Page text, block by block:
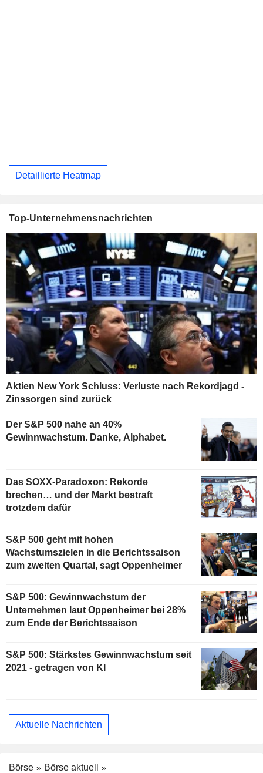
Detaillierte Heatmap
Top-Unternehmensnachrichten
Aktien New York Schluss: Verluste nach Rekordjagd -
Zinssorgen sind zurück
Der S&P 500 nahe an 40%
Gewinnwachstum. Danke, Alphabet.
Das SOXX-Paradoxon: Rekorde
brechen… und der Markt bestraft
trotzdem dafür
S&P 500 geht mit hohen
Wachstumszielen in die Berichtssaison
zum zweiten Quartal, sagt Oppenheimer
S&P 500: Gewinnwachstum der
Unternehmen laut Oppenheimer bei 28%
zum Ende der Berichtssaison
S&P 500: Stärkstes Gewinnwachstum seit
2021 - getragen von KI
Aktuelle Nachrichten
Börse
Börse aktuell